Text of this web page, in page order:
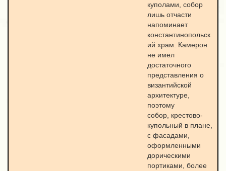
куполами, собор
лишь отчасти
напоминает
константинопольск
ий храм. Камерон
не имел
достаточного
представления о
византийской
архитектуре,
поэтому
собор, крестово-
купольный в плане,
с фасадами,
оформленными
дорическими
портиками, более